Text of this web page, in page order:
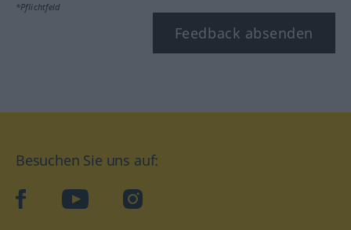
*Pflichtfeld
Feedback absenden
Besuchen Sie uns auf:
facebookYouTube Instagram